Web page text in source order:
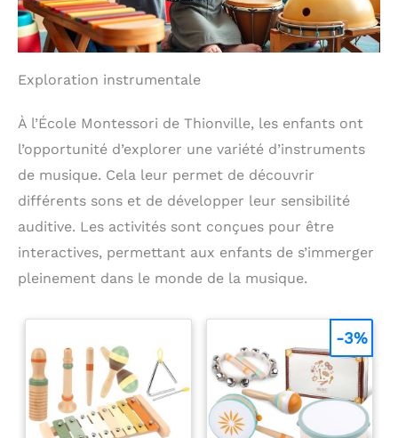
Exploration instrumentale
À l’École Montessori de Thionville, les enfants ont
l’opportunité d’explorer une variété d’instruments
de musique. Cela leur permet de découvrir
différents sons et de développer leur sensibilité
auditive. Les activités sont conçues pour être
interactives, permettant aux enfants de s’immerger
pleinement dans le monde de la musique.
-3%